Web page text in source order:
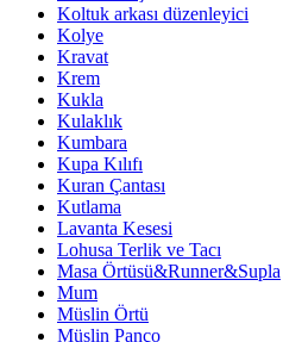
Koltuk arkası düzenleyici
Kolye
Kravat
Krem
Kukla
Kulaklık
Kumbara
Kupa Kılıfı
Kuran Çantası
Kutlama
Lavanta Kesesi
Lohusa Terlik ve Tacı
Masa Örtüsü&Runner&Supla
Mum
Müslin Örtü
Müslin Panço